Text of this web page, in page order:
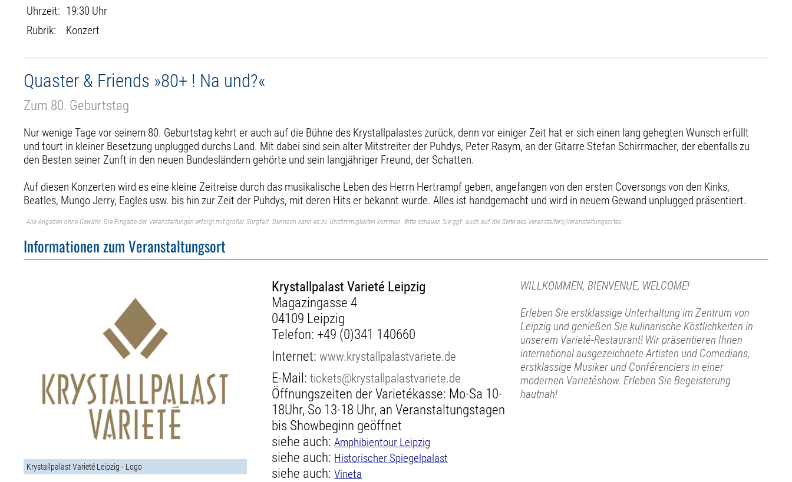
Uhrzeit: 19:30 Uhr
Rubrik:
Konzert
Quaster & Friends »80+ ! Na und?«
Zum 80. Geburtstag
Nur wenige Tage vor seinem 80. Geburtstag kehrt er auch auf die Bühne des Krystallpalastes zurück, denn vor einiger Zeit hat er sich einen lang gehegten Wunsch erfüllt
und tourt in kleiner Besetzung unplugged durchs Land. Mit dabei sind sein alter Mitstreiter der Puhdys, Peter Rasym, an der Gitarre Stefan Schirrmacher, der ebenfalls zu
den Besten seiner Zunft in den neuen Bundesländern gehörte und sein langjähriger Freund, der Schatten.
Auf diesen Konzerten wird es eine kleine Zeitreise durch das musikalische Leben des Herrn Hertrampf geben, angefangen von den ersten Coversongs von den Kinks,
Beatles, Mungo Jerry, Eagles usw. bis hin zur Zeit der Puhdys, mit deren Hits er bekannt wurde. Alles ist handgemacht und wird in neuem Gewand unplugged präsentiert.
Alle Angaben ohne Gewähr. Die Eingabe der Veranstaltungen erfolgt mit großer Sorgfalt. Dennoch kann es zu Unstimmigkeiten kommen. Bitte schauen Sie ggf. auch auf die Seite des Veranstalters/Veranstaltungsortes.
Informationen zum Veranstaltungsort
Krystallpalast Varieté Leipzig - Logo
Krystallpalast Varieté Leipzig
Magazingasse 4
04109 Leipzig
Telefon: +49 (0)341 140660
Internet:www.krystallpalastvariete.de
E-Mail:tickets@krystallpalastvariete.de
Öffnungszeiten der Varietékasse: Mo-Sa 10-
18Uhr, So 13-18 Uhr, an Veranstaltungstagen
bis Showbeginn geöffnet
siehe auch:Amphibientour Leipzig
siehe auch: Historischer Spiegelpalast
siehe auch:Vineta
WILLKOMMEN, BIENVENUE, WELCOME!
Erleben Sie erstklassige Unterhaltung im Zentrum von
Leipzig und genießen Sie kulinarische Köstlichkeiten in
unserem Varieté-Restaurant! Wir präsentieren Ihnen
international ausgezeichnete Artisten und Comedians,
erstklassige Musiker und Conférenciers in einer
modernen Varietéshow. Erleben Sie Begeisterung
hautnah!